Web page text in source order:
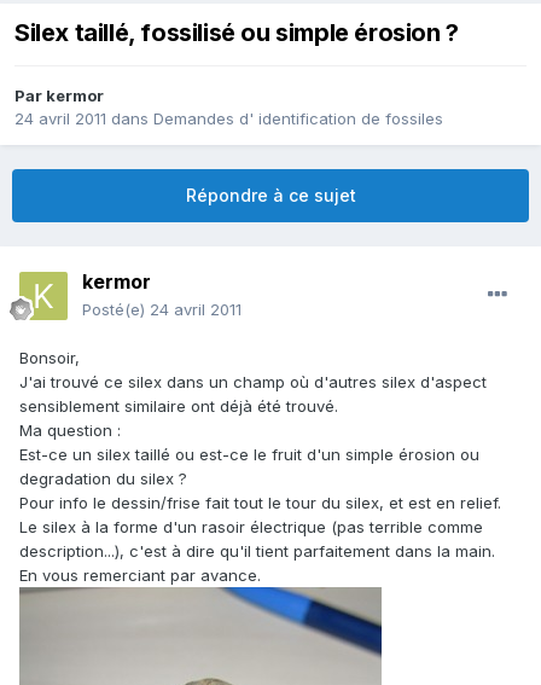
Silex taillé, fossilisé ou simple érosion ?
Par kermor
24 avril 2011 dans Demandes d' identification de fossiles
Répondre à ce sujet
kermor
Posté(e) 24 avril 2011
Bonsoir,
J'ai trouvé ce silex dans un champ où d'autres silex d'aspect
sensiblement similaire ont déjà été trouvé.
Ma question :
Est-ce un silex taillé ou est-ce le fruit d'un simple érosion ou
degradation du silex ?
Pour info le dessin/frise fait tout le tour du silex, et est en relief.
Le silex à la forme d'un rasoir électrique (pas terrible comme
description...), c'est à dire qu'il tient parfaitement dans la main.
En vous remerciant par avance.